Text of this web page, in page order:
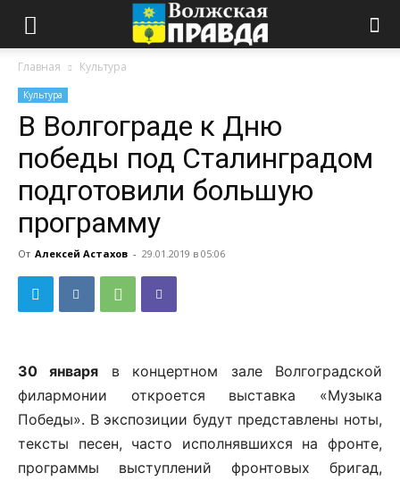
Главная Культура
Культура
В Волгограде к Дню
победы под Сталинградом
подготовили большую
программу
От Алексей Астахов - 29.01.2019 в 05:06
30 января в концертном зале Волгоградской
филармонии откроется выставка «Музыка
Победы». В экспозиции будут представлены ноты,
тексты песен, часто исполнявшихся на фронте,
программы выступлений фронтовых бригад,